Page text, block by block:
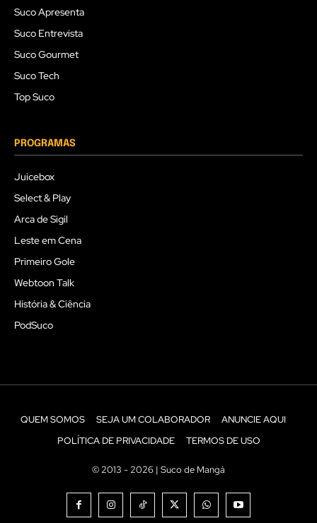
Suco Apresenta
Suco Entrevista
Suco Gourmet
Suco Tech
Top Suco
PROGRAMAS
Juicebox
Select & Play
Arca de Sigil
Leste em Cena
Primeiro Gole
Webtoon Talk
História & Ciência
PodSuco
QUEM SOMOS SEJA UM COLABORADOR
ANUNCIE AQUI
POLÍTICA DE PRIVACIDADE
TERMOS DE USO
© 2013 - 2026 | Suco de Mangá